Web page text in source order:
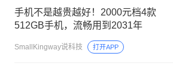
手机不是越贵越好！2000元档4款
512GB手机，流畅用到2031年
SmallKingway说科技 打开APP